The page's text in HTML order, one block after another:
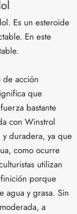
Es un esteroide
En este
de acción
que
bastante
con Winstrol
duradera, ya que
como ocurre
utilizan
porque
agua y grasa. Sin
a